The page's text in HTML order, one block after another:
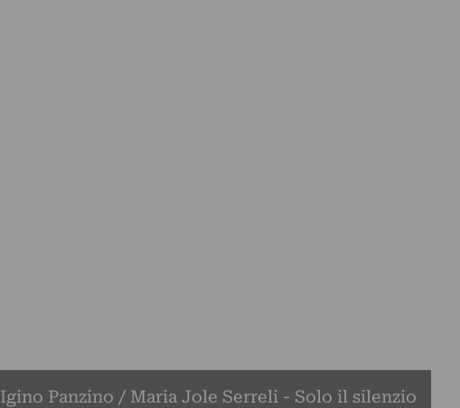
Igino Panzino / Maria Jole Serreli - Solo il silenzio